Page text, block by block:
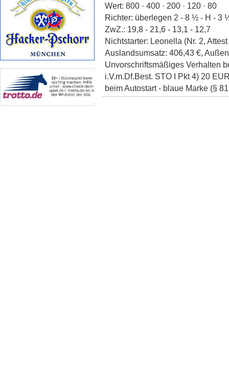
Wert: 800 · 400 · 200 · 120 · 80
Richter: überlegen 2 - 8 ½ - H - 3
ZwZ.: 19,8 - 21,6 - 13,1 - 12,7
Nichtstarter: Leonella (Nr. 2,
Auslandsumsatz: 406,43 €,
Unvorschriftsmäßiges Verhalten
i.V.m.Df.Best. STO I Pkt 4) 20
beim Autostart - blaue Marke (§